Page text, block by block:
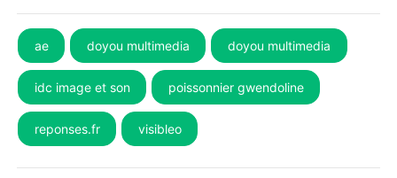
ae doyou multimedia doyou multimedia
idc image et son poissonnier gwendoline
reponses.fr visibleo